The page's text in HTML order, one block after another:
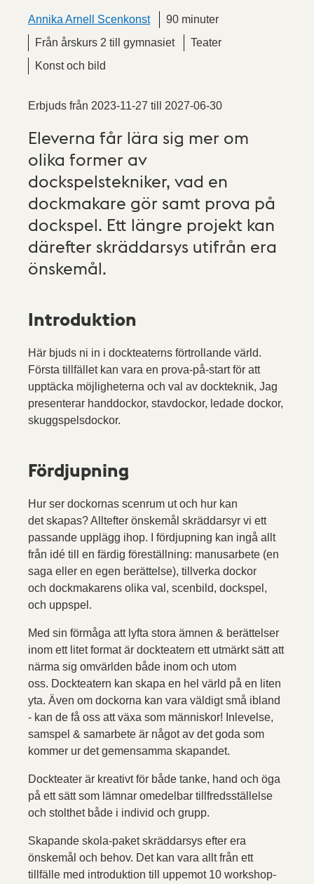
Annika Arnell Scenkonst
90 minuter
Från årskurs 2 till gymnasiet
Teater
Konst och bild
Erbjuds från 2023-11-27 till 2027-06-30
Eleverna får lära sig mer om
olika former av
dockspelstekniker, vad en
dockmakare gör samt prova på
dockspel. Ett längre projekt kan
därefter skräddarsys utifrån era
önskemål.
Introduktion
Här bjuds ni in i dockteaterns förtrollande värld.
Första tillfället kan vara en prova-på-start för att
upptäcka möjligheterna och val av dockteknik, Jag
presenterar handdockor, stavdockor, ledade dockor,
skuggspelsdockor.
Fördjupning
Hur ser dockornas scenrum ut och hur kan
det skapas? Alltefter önskemål skräddarsyr vi ett
passande upplägg ihop. I fördjupning kan ingå allt
från idé till en färdig föreställning: manusarbete (en
saga eller en egen berättelse), tillverka dockor
och dockmakarens olika val, scenbild, dockspel,
och uppspel.
Med sin förmåga att lyfta stora ämnen & berättelser
inom ett litet format är dockteatern ett utmärkt sätt att
närma sig omvärlden både inom och utom
oss. Dockteatern kan skapa en hel värld på en liten
yta. Även om dockorna kan vara väldigt små ibland
- kan de få oss att växa som människor! Inlevelse,
samspel & samarbete är något av det goda som
kommer ur det gemensamma skapandet.
Dockteater är kreativt för både tanke, hand och öga
på ett sätt som lämnar omedelbar tillfredsställelse
och stolthet både i individ och grupp.
Skapande skola-paket skräddarsys efter era
önskemål och behov. Det kan vara allt från ett
tillfälle med introduktion till uppemot 10 workshop-